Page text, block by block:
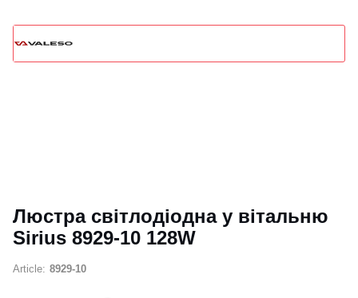
Люстра світлодіодна у вітальню
Sirius 8929-10 128W
Article: 8929-10